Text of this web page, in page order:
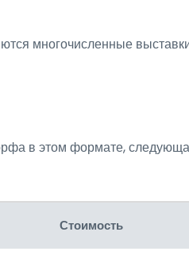
многочисленные
в этом формате,
Стоимость